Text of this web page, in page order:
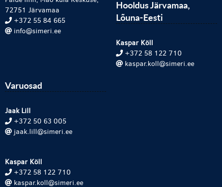
72751 Järvamaa
+372 55 84 665
info@simeri.ee
Hooldus Järvamaa,
Lõuna-Eesti
Kaspar Köll
+372 58 122 710
kaspar.koll@simeri.ee
Varuosad
Jaak Lill
+372 50 63 005
jaak.lill@simeri.ee
Kaspar Köll
+372 58 122 710
kaspar.koll@simeri.ee